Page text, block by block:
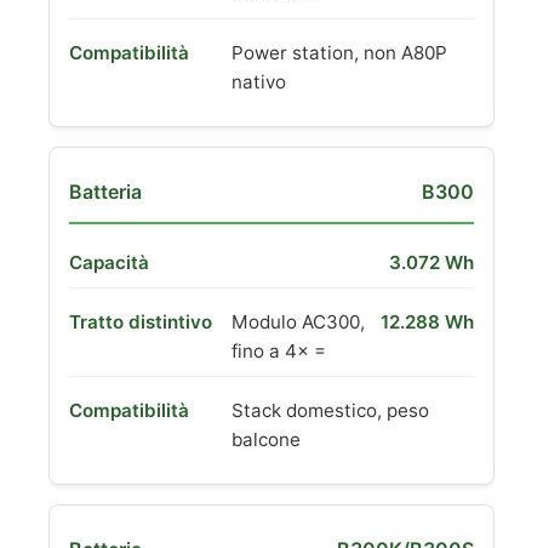
Power station, non A80P
nativo
B300
3.072 Wh
Modulo AC300,
fino a 4× =
12.288 Wh
Stack domestico, peso
balcone